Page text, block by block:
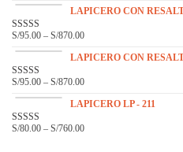
EN
2.14
DE 5
LAPICERO CON
VALOR
DE 5
S/95.00 – S/870.00
LAPICERO CON
VALO
3.00
DE 5
S/95.00 – S/870.00
LAPICERO LP - 211
VALOR
S/80.00 – S/760.00